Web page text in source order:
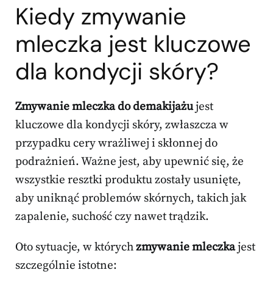
Kiedy zmywanie
mleczka jest kluczowe
dla kondycji skóry?
Zmywanie mleczka do demakijażujest
kluczowe dla kondycji skóry, zwłaszcza w
przypadku cery wrażliwej i skłonnej do
podrażnień. Ważne jest, aby upewnić się, że
wszystkie resztki produktu zostały usunięte,
aby uniknąć problemów skórnych, takich jak
zapalenie, suchość czy nawet trądzik.
Oto sytuacje, w którychzmywanie mleczkajest
szczególnie istotne: